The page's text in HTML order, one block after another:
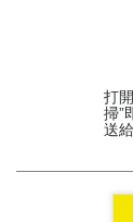
打
掃”
送